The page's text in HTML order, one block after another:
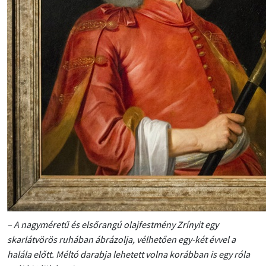
– A nagyméretű és elsőrangú olajfestmény Zrínyit egy
skarlátvörös ruhában ábrázolja, vélhetően egy-két évvel a
halála előtt. Méltó darabja lehetett volna korábban is egy róla